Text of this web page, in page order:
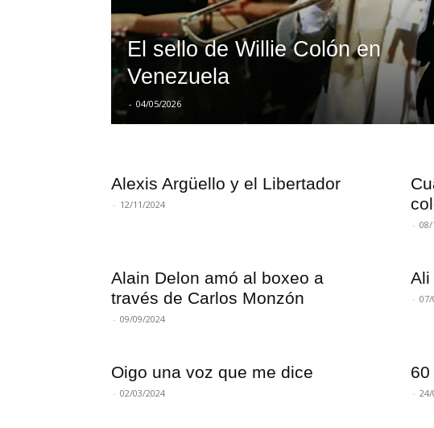
El sello de Willie Colón en
Venezuela
- 04/05/2026
Alexis Argüello y el Libertador
- 12/11/2024
- 08/
Alain Delon amó al boxeo a
través de Carlos Monzón
- 09/09/2024
Ali
- 07/
Oigo una voz que me dice
- 02/03/2024 - 24/